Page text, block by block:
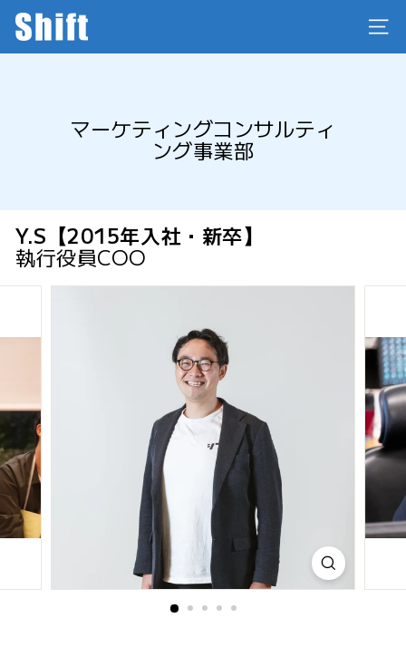
テ
株
式 サイ
マーケティングコンサルティ
ング事業部
Y.S【2015年入社・新卒】
執行役員COO